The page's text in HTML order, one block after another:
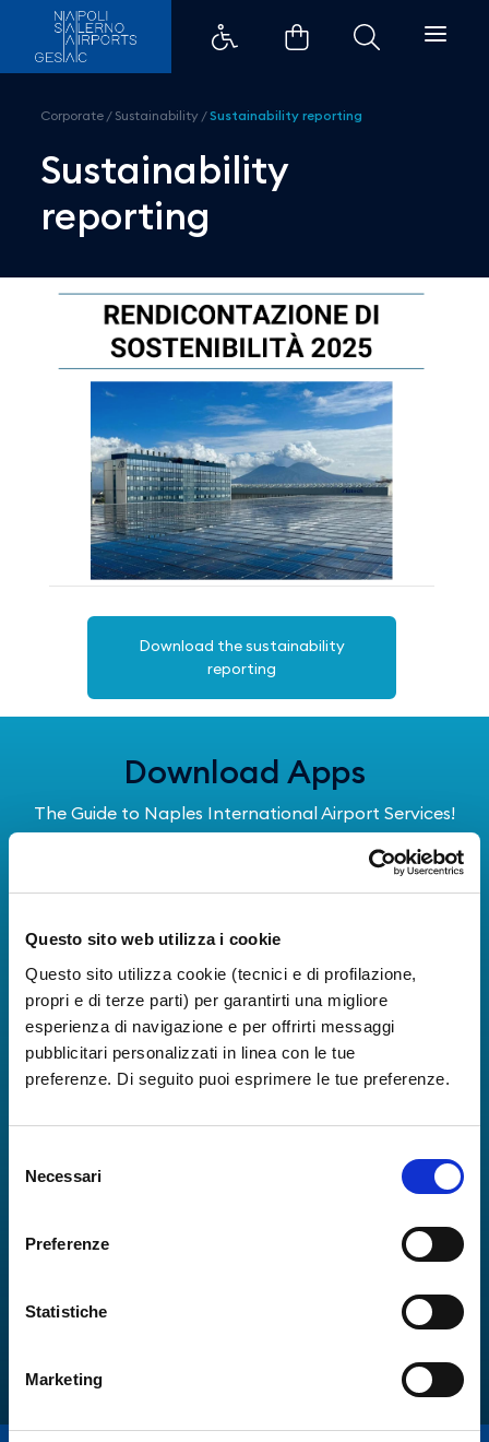
Questo sito web utilizza i cookie
Questo sito utilizza cookie (tecnici e di profilazione,
propri e di terze parti) per garantirti una migliore
esperienza di navigazione e per offrirti messaggi
pubblicitari personalizzati in linea con le tue
preferenze. Di seguito puoi esprimere le tue preferenze.
delNecessari
Preferenze
Statistiche
Marketing
Sustainability reporting -
Corporate / Sustainability /Sustainability reporting
Sustainability
reporting
Download the sustainability
reporting
Download Apps
The Guide to Naples International Airport Services!
Real-time information on flights, all services and
useful numbers to make your experience at Naples
Airport even more engaging and complete.